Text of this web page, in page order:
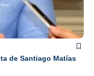
de Santiago Matías